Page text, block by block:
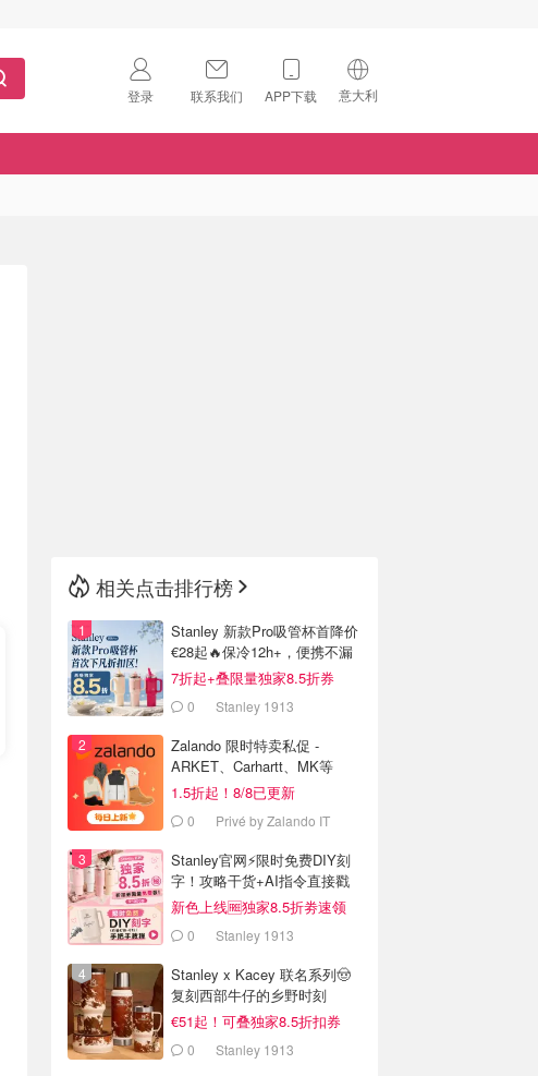
登录 联系我们 APP下载 意大利
🇺🇸
相关点击排行榜
Stanley 新款Pro吸管杯首降价
€28起🔥保冷12h+，便携不漏
水
7折起+叠限量独家8.5折券
0 Stanley 1913
Zalando 限时特卖私促 -
ARKET、Carhartt、MK等
1.5折起！8/8已更新
0 Privé by Zalando IT
Stanley官网⚡️限时免费DIY刻
字！攻略干货+AI指令直接戳
新色上线🆓独家8.5折劵速领
0 Stanley 1913
Stanley x Kacey 联名系列🤠
复刻西部牛仔的乡野时刻
€51起！可叠独家8.5折扣券
0 Stanley 1913